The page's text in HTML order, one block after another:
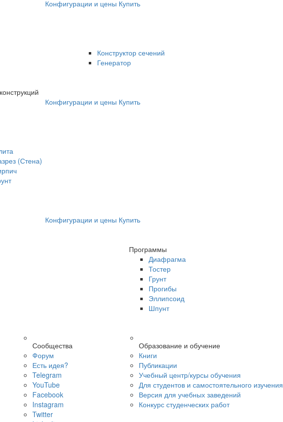
Конфигурации и цены Купить
Конструктор сечений
Генератор
Конфигурации и цены Купить
(Стена)
Конфигурации и цены Купить
Программы
Диафрагма
Тостер
Грунт
Прогибы
Эллипсоид
Шпунт
Сообщества
Форум
Есть идея?
Telegram
YouTube
Facebook
Instagram
Twitter
Образование и обучение
Книги
Публикации
Учебный центр/курсы обучения
Для студентов и самостоятельного изучения
Версия для учебных заведений
Конкурс студенческих работ